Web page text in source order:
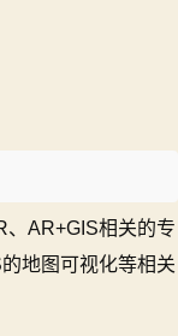
、AR+GIS相关的专
地图可视化等相关